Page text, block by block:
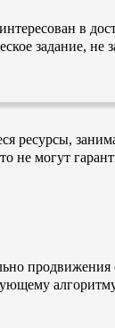
в
задание,
не могут